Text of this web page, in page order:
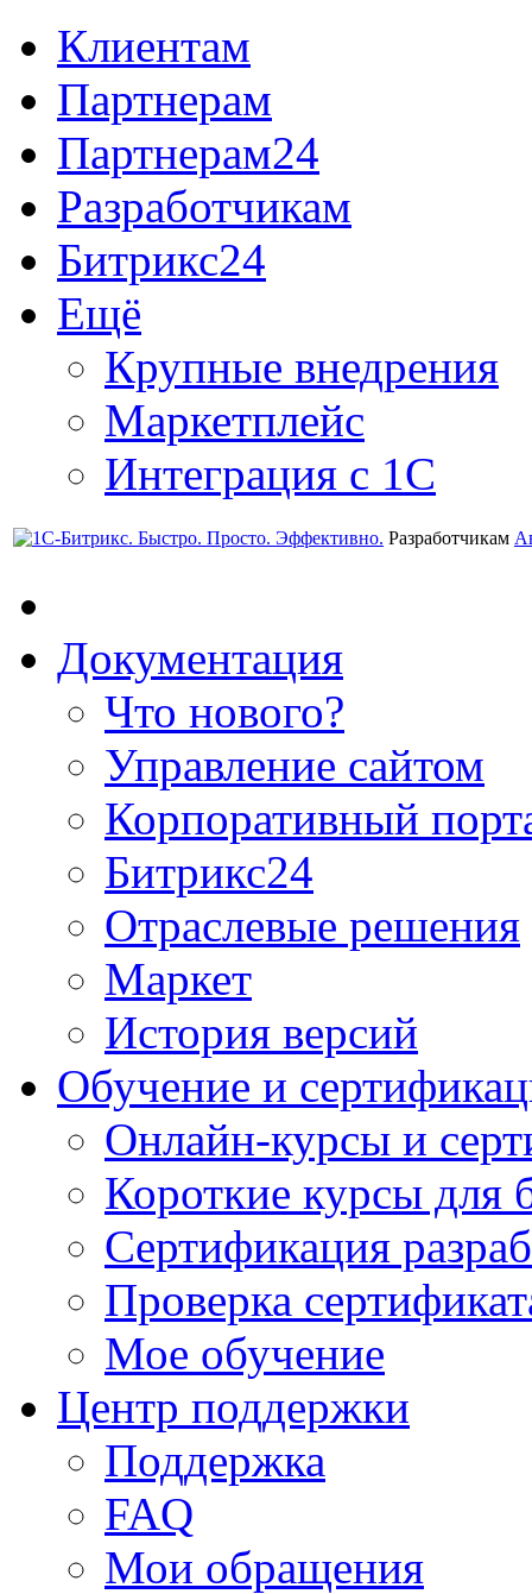
Клиентам
Партнерам
Партнерам24
Разработчикам
Битрикс24
Ещё
Крупные внедрения
Маркетплейс
Интеграция с 1С
Разработчикам
Документация
Что нового?
Управление сайтом
Корпоративный
Битрикс24
Отраслевые решения
Маркет
История версий
Обучение и
Онлайн-курсы и
Короткие курсы для
Сертификация
Проверка
Мое обучение
Центр поддержки
Поддержка
FAQ
Мои обращения